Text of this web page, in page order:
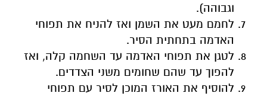
וגבוהה).
לחמם מעט את השמן ואז להניח את תפוחי
האדמה בתחתית הסיר.
לטגן את תפוחי האדמה עד השחמה קלה, ואז
להפוך עד שהם שחומים משני הצדדים.
להוסיף את האורז המוכן לסיר עם תפוחי